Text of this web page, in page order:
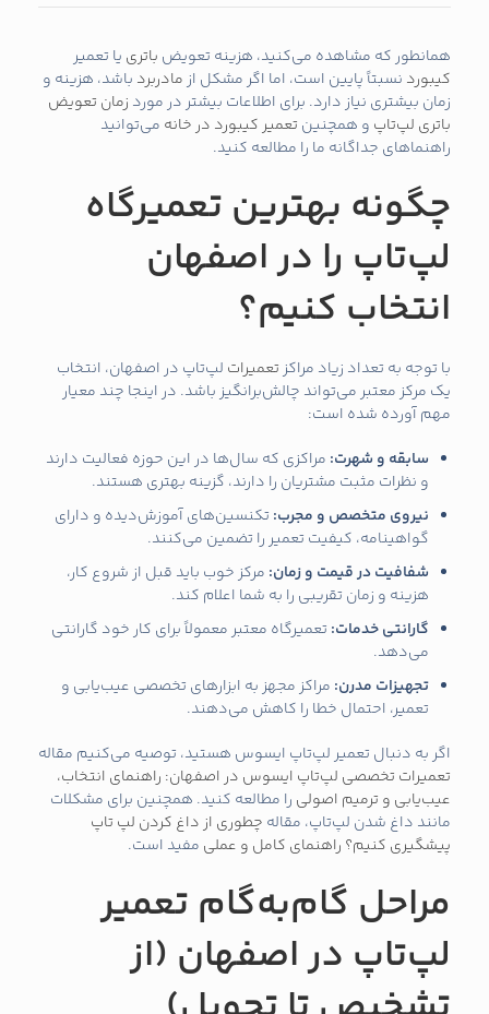
همانطور که مشاهده می‌کنید، هزینه تعویض باتری یا تعمیر
کیبورد نسبتاً پایین است، اما اگر مشکل از مادربرد باشد، هزینه و
زمان بیشتری نیاز دارد. برای اطلاعات بیشتر در مورد زمان تعویض
باتری لپ‌تاپ و همچنین تعمیر کیبورد در خانه می‌توانید
راهنماهای جداگانه ما را مطالعه کنید.
چگونه بهترین تعمیرگاه
لپ‌تاپ را در اصفهان
انتخاب کنیم؟
با توجه به تعداد زیاد مراکز تعمیرات لپ‌تاپ در اصفهان، انتخاب
یک مرکز معتبر می‌تواند چالش‌برانگیز باشد. در اینجا چند معیار
مهم آورده شده است:
سابقه و شهرت: مراکزی که سال‌ها در این حوزه فعالیت دارند
و نظرات مثبت مشتریان را دارند، گزینه بهتری هستند.
نیروی متخصص و مجرب: تکنسین‌های آموزش‌دیده و دارای
گواهینامه، کیفیت تعمیر را تضمین می‌کنند.
شفافیت در قیمت و زمان: مرکز خوب باید قبل از شروع کار،
هزینه و زمان تقریبی را به شما اعلام کند.
گارانتی خدمات: تعمیرگاه معتبر معمولاً برای کار خود گارانتی
می‌دهد.
تجهیزات مدرن: مراکز مجهز به ابزارهای تخصصی عیب‌یابی و
تعمیر، احتمال خطا را کاهش می‌دهند.
اگر به دنبال تعمیر لپ‌تاپ ایسوس هستید، توصیه می‌کنیم مقاله
تعمیرات تخصصی لپ‌تاپ ایسوس در اصفهان: راهنمای انتخاب،
عیب‌یابی و ترمیم اصولی را مطالعه کنید. همچنین برای مشکلات
مانند داغ شدن لپ‌تاپ، مقاله چطوری از داغ کردن لپ‌ تاپ
پیشگیری کنیم؟ راهنمای کامل و عملی مفید است.
مراحل گام‌به‌گام تعمیر
لپ‌تاپ در اصفهان (از